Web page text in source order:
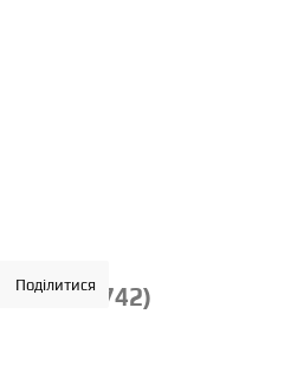
Поділитися
200891742)